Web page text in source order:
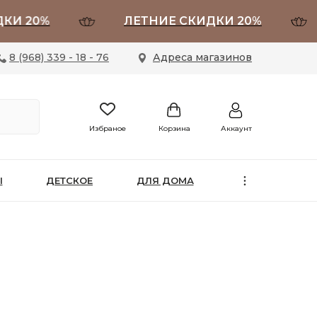
ЛЕТНИЕ СКИДКИ 20%
Адреса магазинов
8 (968) 339 - 18 - 76
ДЕТСКОЕ ДЛЯ ДОМА
Аккаунт
Корзина
Избраное